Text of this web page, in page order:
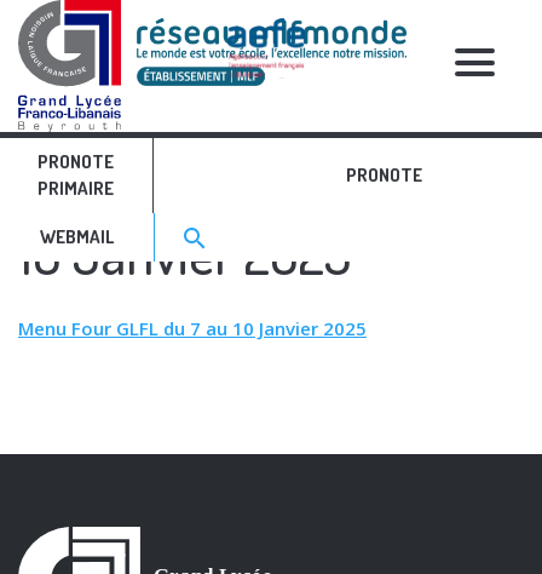
PRONOTE
PRIMAIRE
PRONOTE
WEBMAIL Search for:>
search
RELATIVE POSTS
Menu Four GLFL du 7 au
10 Janvier 2025
Menu Four GLFL du 7 au 10 Janvier 2025